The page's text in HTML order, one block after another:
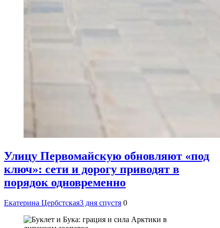
Улицу Первомайскую обновляют «под
ключ»: сети и дорогу приводят в
порядок одновременно
Екатерина Цербстская3 дня спустя 0